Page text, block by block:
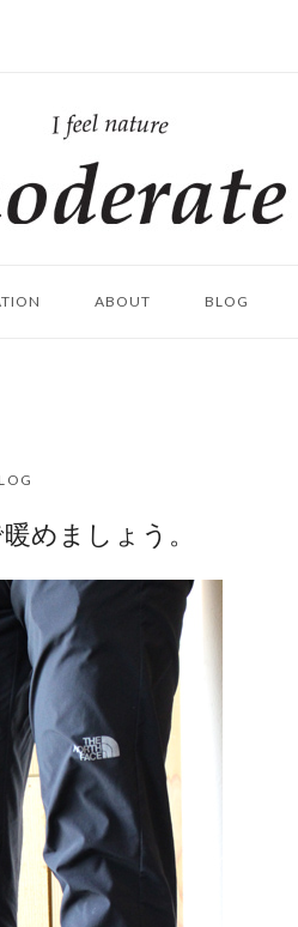
ム
ABOUT BLOG
めましょう。